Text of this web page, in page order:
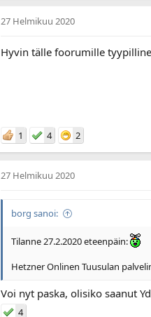
27 Helmikuu 2020
Hyvin tälle foorumille
1 4 2
27 Helmikuu 2020
borg sanoi:
Tilanne 27.2.2020 eteenpäin:
Hetzner Onlinen Tuusulan
Voi nyt paska, olisiko saanut
4